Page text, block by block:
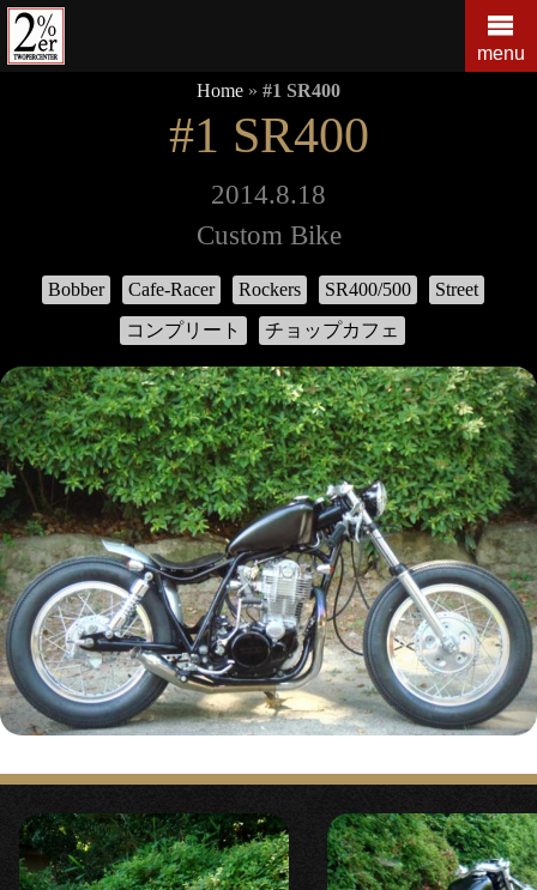
コ
ン
テ
menu
Home » #1 SR400
#1 SR400
2014.8.18
Custom Bike
Bobber Cafe-Racer Rockers SR400/500
Street
コンプリート
チョップカフェ